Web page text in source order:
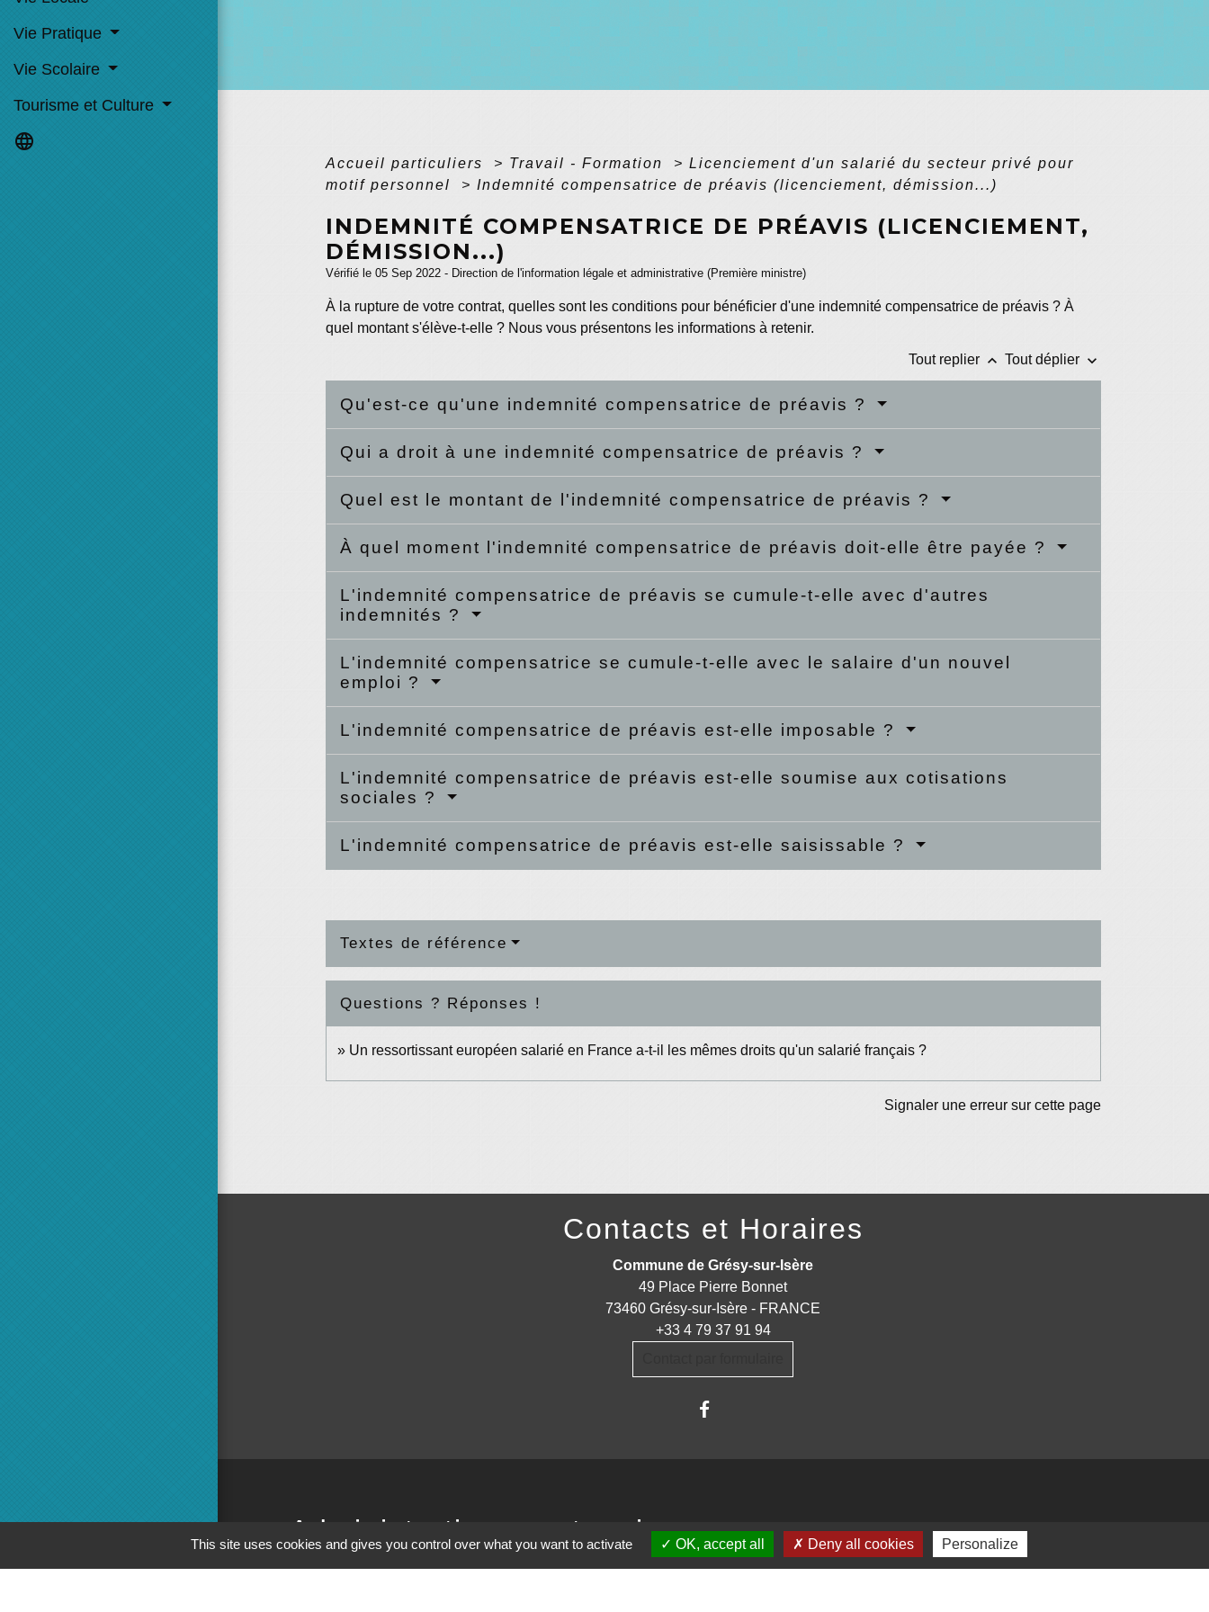
Vie Pratique
Vie Scolaire
Tourisme et Culture
language
Accueil particuliers > Travail - Formation > Licenciement d'un salarié du secteur privé pour
motif personnel
> Indemnité compensatrice de préavis (licenciement, démission...)
INDEMNITÉ COMPENSATRICE DE PRÉAVIS (LICENCIEMENT,
DÉMISSION...)
Vérifié le 05 Sep 2022 - Direction de l'information légale et administrative (Première ministre)
À la rupture de votre contrat, quelles sont les conditions pour bénéficier d'une indemnité compensatrice de préavis ? À
quel montant s'élève-t-elle ? Nous vous présentons les informations à retenir.
Tout replier keyboard_arrow_up Tout déplier keyboard_arrow_down
Qu'est-ce qu'une indemnité compensatrice de préavis ?
Qui a droit à une indemnité compensatrice de préavis ?
Quel est le montant de l'indemnité compensatrice de préavis ?
À quel moment l'indemnité compensatrice de préavis doit-elle être payée ?
L'indemnité compensatrice de préavis se cumule-t-elle avec d'autres
indemnités ?
L'indemnité compensatrice se cumule-t-elle avec le salaire d'un nouvel
emploi ?
L'indemnité compensatrice de préavis est-elle imposable ?
L'indemnité compensatrice de préavis est-elle soumise aux cotisations
sociales ?
L'indemnité compensatrice de préavis est-elle saisissable ?
Textes de référence
Questions ? Réponses !
Un ressortissant européen salarié en France a-t-il les mêmes droits qu'un salarié français ?
Signaler une erreur sur cette page
Contacts et Horaires
Commune de Grésy-sur-Isère
49 Place Pierre Bonnet
73460 Grésy-sur-Isère - FRANCE
+33 4 79 37 91 94
Administrations partenaires
Communauté d'Agglomération ARLYSERE
This site uses cookies and gives you control over what you want to activate OK, accept all Deny all cookies Personalize